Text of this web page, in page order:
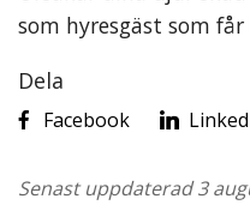
som hyresgäst som
Dela
Facebook
Senast uppdaterad 3